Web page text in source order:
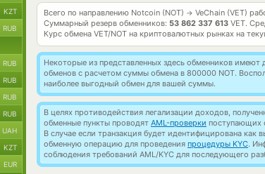
Всего по направлению Notcoin (NOT) → VeChain (VET)
Суммарный резерв обменников: 53 862 337 613 VET.
Курс обмена VET/NOT на криптовалютных рынках на
Некоторые из представленных здесь обменников
обменов с расчетом суммы обмена в 800000 NOT.
наиболее выгодный обмен для вашей суммы.
В целях противодействия легализации доходов,
обменные пункты проводят AML-проверки поступающих
В случае если транзакция будет идентифицирована
обменную операцию для проведения процедуры KYC.
соблюдения требований AML/KYC для последующего
KZT
RUB
RUB
RUB
RUB
RUB
UAH
KZT
EUR